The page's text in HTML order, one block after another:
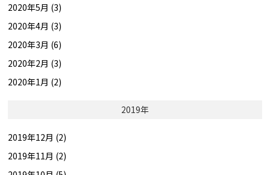
2020年5月 (3)
2020年4月 (3)
2020年3月 (6)
2020年2月 (3)
2020年1月 (2)
2019年
2019年12月 (2)
2019年11月 (2)